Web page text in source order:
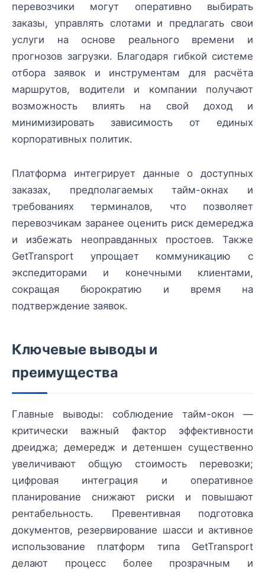
перевозчики могут оперативно выбирать
заказы, управлять слотами и предлагать свои
услуги на основе реального времени и
прогнозов загрузки. Благодаря гибкой системе
отбора заявок и инструментам для расчёта
маршрутов, водители и компании получают
возможность влиять на свой доход и
минимизировать зависимость от единых
корпоративных политик.
Платформа интегрирует данные о доступных
заказах, предполагаемых тайм-окнах и
требованиях терминалов, что позволяет
перевозчикам заранее оценить риск демереджа
и избежать неоправданных простоев. Также
GetTransport упрощает коммуникацию с
экспедиторами и конечными клиентами,
сокращая бюрократию и время на
подтверждение заявок.
Ключевые выводы и
преимущества
Главные выводы: соблюдение тайм-окон —
критически важный фактор эффективности
дреиджа; демередж и детеншен существенно
увеличивают общую стоимость перевозки;
цифровая интеграция и оперативное
планирование снижают риски и повышают
рентабельность. Превентивная подготовка
документов, резервирование шасси и активное
использование платформ типа GetTransport
делают процесс более прозрачным и